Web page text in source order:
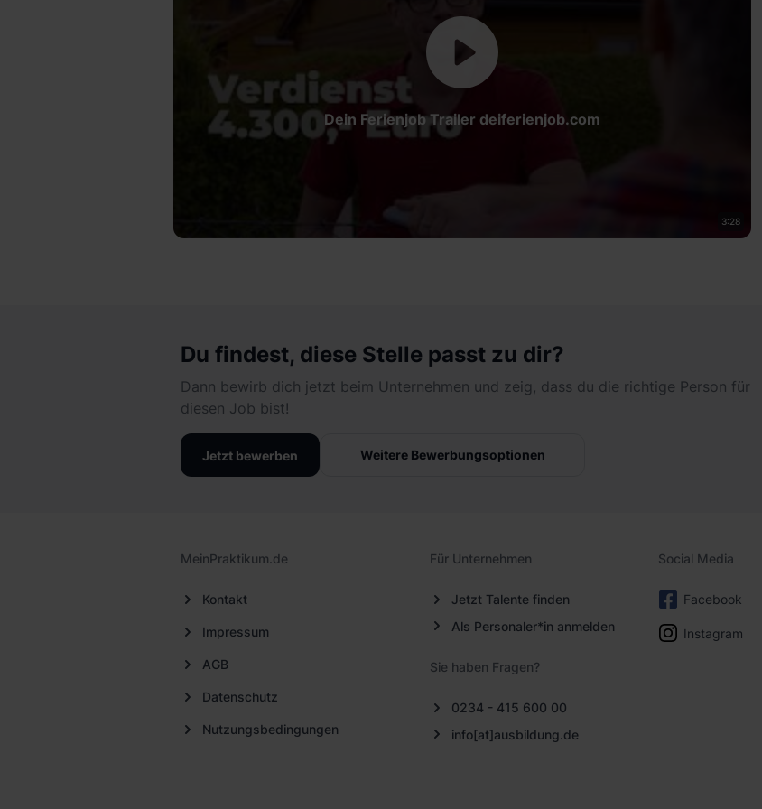
Dein Ferienjob Trailer deiferienjob.com
3:28
Du findest, diese Stelle passt zu dir?
Dann bewirb dich jetzt beim Unternehmen und zeig, dass du die richtige Person für
diesen Job bist!
Jetzt bewerben Weitere Bewerbungsoptionen
MeinPraktikum.de
Kontakt
Impressum
AGB
Datenschutz
Nutzungsbedingungen
Für Unternehmen
Jetzt Talente finden
Als Personaler*in anmelden
Sie haben Fragen?
0234 - 415 600 00
info[at]ausbildung.de
Social Media
Facebook
Instagram